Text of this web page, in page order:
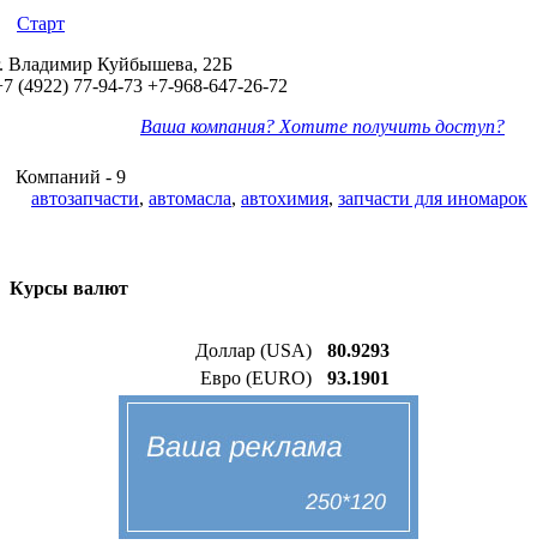
Старт
Владимир Куйбышева, 22Б
(4922) 77-94-73 +7-968-647-26-72
Ваша компания? Хотите получить доступ?
Компаний - 9
автозапчасти, автомасла, автохимия, запчасти для иномарок
Курсы валют
Доллар (USA)
80.9293
Евро (EURO)
93.1901